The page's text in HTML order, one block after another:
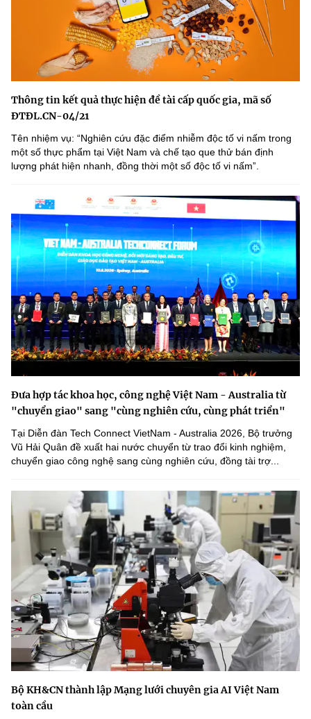
Thông tin kết quả thực hiện đề tài cấp quốc gia, mã số
ĐTĐL.CN-04/21
Tên nhiệm vụ: “Nghiên cứu đặc điểm nhiễm độc tố vi nấm trong
một số thực phẩm tại Việt Nam và chế tạo que thử bán định
lượng phát hiện nhanh, đồng thời một số độc tố vi nấmˮ.
Đưa hợp tác khoa học, công nghệ Việt Nam - Australia từ
"chuyển giao" sang "cùng nghiên cứu, cùng phát triển"
Tại Diễn đàn Tech Connect VietNam - Australia 2026, Bộ trưởng
Vũ Hải Quân đề xuất hai nước chuyển từ trao đổi kinh nghiệm,
chuyển giao công nghệ sang cùng nghiên cứu, đồng tài trợ...
Bộ KH&CN thành lập Mạng lưới chuyên gia AI Việt Nam
toàn cầu